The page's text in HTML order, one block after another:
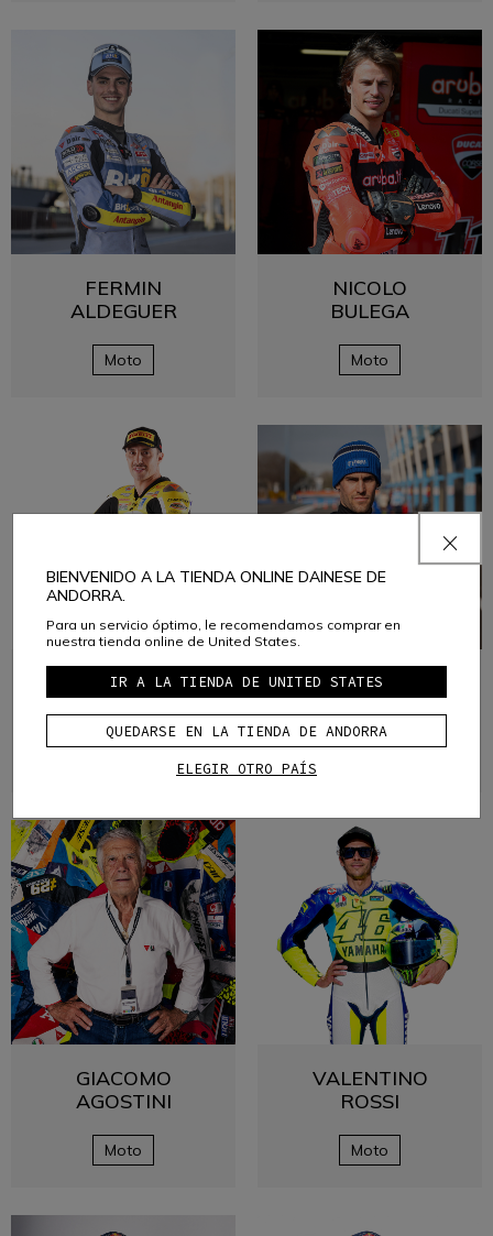
FERMIN
ALDEGUER
Moto
NICOLO
BULEGA
Moto
ANDREA
IANNONE
STEFANO
MANZI
GIACOMO
AGOSTINI
Moto
VALENTINO
ROSSI
Moto
BIENVENIDO A LA TIENDA ONLINE DAINESE DE
ANDORRA.
Para un servicio óptimo, le recomendamos comprar en
nuestra tienda online de United States.
IR A LA TIENDA DE UNITED STATES
QUEDARSE EN LA TIENDA DE ANDORRA
ELEGIR OTRO PAÍS